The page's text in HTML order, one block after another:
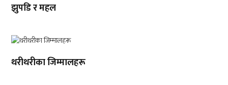
झुपडि र महल
थरीथरीका जिम्मालहरू